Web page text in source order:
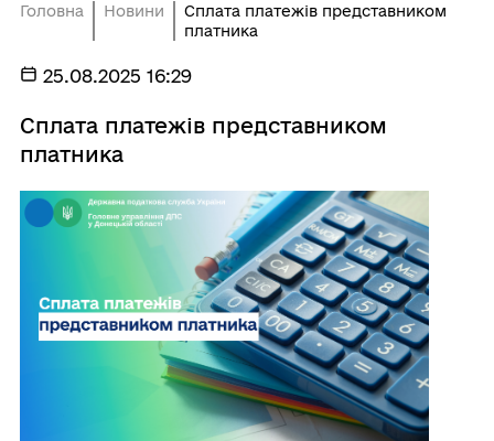
Головна Новини
Сплата платежів представником
платника
25.08.2025 16:29
Сплата платежів представником
платника